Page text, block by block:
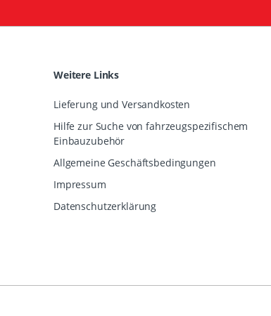
Weitere Links
Lieferung und Versandkosten
Hilfe zur Suche von fahrzeugspezifischem
Einbauzubehör
Allgemeine Geschäftsbedingungen
Impressum
Datenschutzerklärung